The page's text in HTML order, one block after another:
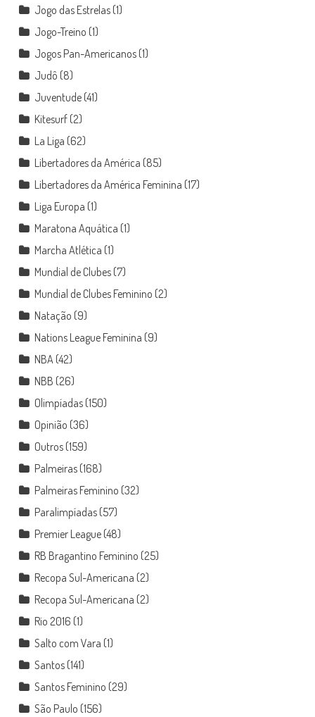
Jogo das Estrelas(1)
Jogo-Treino (1)
Jogos Pan-Americanos(1)
Judô (8)
Juventude(41)
Kitesurf(2)
La Liga (62)
Libertadores da América (85)
Libertadores da América Feminina (17)
Liga Europa (1)
Maratona Aquática (1)
Marcha Atlética (1)
Mundial de Clubes(7)
Mundial de Clubes Feminino (2)
Natação (9)
Nations League Feminina (9)
NBA(42)
NBB (26)
Olimpíadas(150)
Opinião (36)
Outros(159)
Palmeiras(168)
Palmeiras Feminino (32)
Paralimpíadas(57)
Premier League(48)
RB Bragantino Feminino (25)
Recopa Sul-Americana (2)
Recopa Sul-Americana (2)
Rio 2016 (1)
Salto com Vara (1)
Santos(141)
Santos Feminino (29)
São Paulo (156)